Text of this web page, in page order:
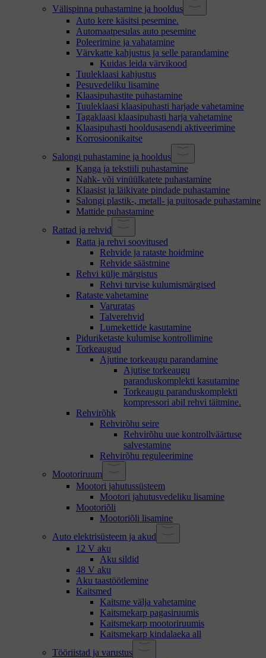
Välispinna puhastamine ja hooldus
Auto kere käsitsi pesemine.
Automaatpesulas auto pesemine
Poleerimine ja vahatamine
Värvkatte kahjustus ja selle parandamine
Kuidas leida värvikood
Tuuleklaasi kahjustus
Pesuvedeliku lisamine
Klaasipuhastite puhastamine
Tuuleklaasi klaasipuhasti harjade vahetamine
Tagaklaasi klaasipuhasti harja vahetamine
Klaasipuhasti hooldusasendi aktiveerimine
Korrosioonikaitse
Salongi puhastamine ja hooldus
Kanga ja tekstiili puhastamine
Nahk- või vinüülkatete puhastamine
Klaasist ja läikivate pindade puhastamine
Salongi plastik-, metall- ja puitosade puhastamine
Mattide puhastamine
Rattad ja rehvid
Ratta ja rehvi soovitused
Rehvide ja rataste hoidmine
Rehvide säästmine
Rehvi külje märgistus
Rehvi turvise kulumismärgised
Rataste vahetamine
Varuratas
Talverehvid
Lumekettide kasutamine
Piduriketaste kulumise kontrollimine
Torkeaugud
Ajutine torkeaugu parandamine
Ajutise torkeaugu
paranduskomplekti kasutamine
Torkeaugu paranduskomplekti
kompressori abil rehvi täitmine.
Rehvirõhk
Rehvirõhu seire
Rehvirõhu uue kontrollväärtuse
salvestamine
Rehvirõhu reguleerimine
Mootoriruum
Mootori jahutussüsteem
Mootori jahutusvedeliku lisamine
Mootoriõli
Mootoriõli lisamine
Auto elektrisüsteem ja akud
12 V aku
Aku sildid
48 V aku
Aku taastöötlemine
Kaitsmed
Kaitsme välja vahetamine
Kaitsmekarp pagasiruumis
Kaitsmekarp mootoriruumis
Kaitsmekarp kindalaeka all
Tööriistad ja varustus